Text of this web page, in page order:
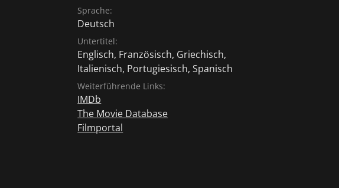
Sprache:
Deutsch
Untertitel:
Englisch, Französisch, Griechisch,
Italienisch, Portugiesisch,Spanisch
Weiterführende Links:
IMDb
The Movie Database
Filmportal